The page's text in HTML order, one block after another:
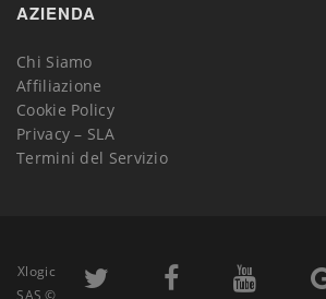
AZIENDA
Chi Siamo
Affiliazione
Cookie Policy
Privacy – SLA
Termini del Servizio
Xlogic
SAS ©